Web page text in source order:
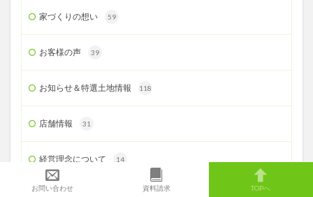
家づくりの想い 59
お客様の声 39
お知らせ＆特選土地情報 118
店舗情報 31
経営理念について 14
心を込めて上棟！
お問い合わせ 資料請求 TOPへ